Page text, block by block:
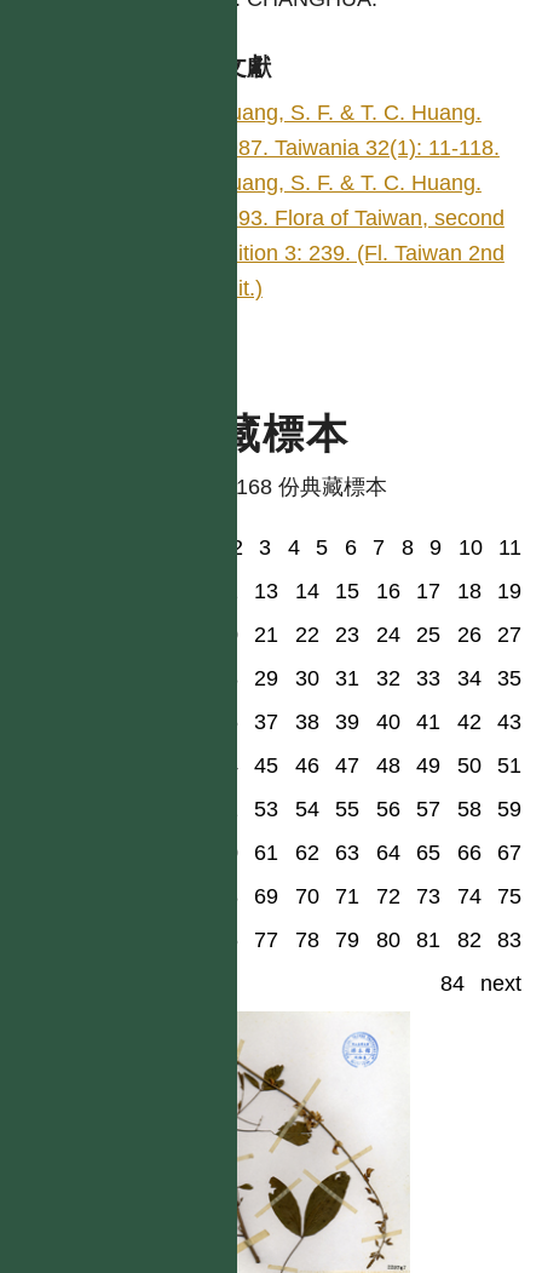
參考文獻
Huang, S. F. & T. C. Huang.
1987. Taiwania 32(1): 11-118.
Huang, S. F. & T. C. Huang.
1993. Flora of Taiwan, second
edition 3: 239. (Fl. Taiwan 2nd
edit.)
典藏標本
共有 168 份典藏標本
2 3 4 5 6 7 8 9 10
11
13 14 15 16 17 18
19
20
21 22 23 24 25 26
27
28
29 30 31 32 33 34
35
36
37 38 39 40 41 42
43
44
45 46 47 48 49 50
51
53 54 55 56 57 58
59
60
61 62 63 64 65 66
67
68
69 70 71 72 73 74
75
76
77 78 79 80 81 82
83
84
next